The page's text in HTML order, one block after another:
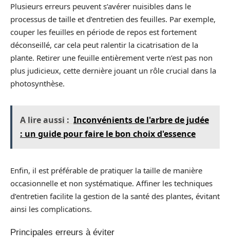
Plusieurs erreurs peuvent s’avérer nuisibles dans le
processus de taille et d’entretien des feuilles. Par exemple,
couper les feuilles en période de repos est fortement
déconseillé, car cela peut ralentir la cicatrisation de la
plante. Retirer une feuille entièrement verte n’est pas non
plus judicieux, cette dernière jouant un rôle crucial dans la
photosynthèse.
A lire aussi : Inconvénients de l'arbre de judée
: un guide pour faire le bon choix d'essence
Enfin, il est préférable de pratiquer la taille de manière
occasionnelle et non systématique. Affiner les techniques
d’entretien facilite la gestion de la santé des plantes, évitant
ainsi les complications.
Principales erreurs à éviter